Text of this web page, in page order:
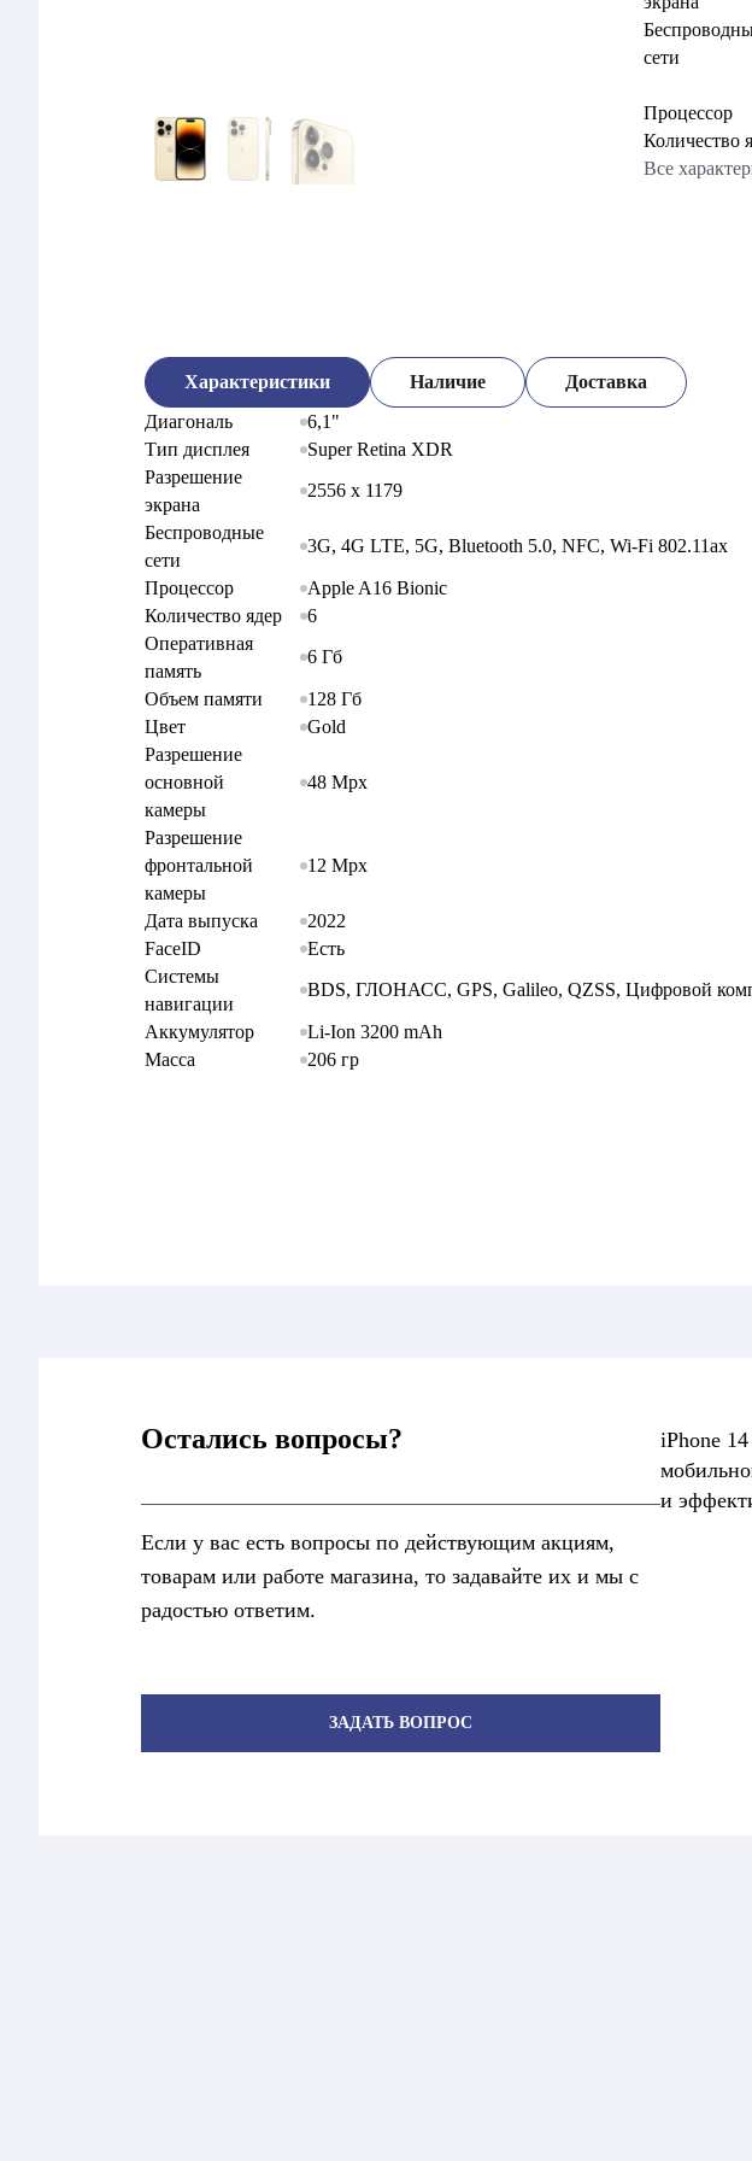
сети
Процессор
Количество
Все
Характеристики Наличие
Доставка
Диагональ
6,1"
Тип дисплея
Super Retina XDR
Разрешение
экрана
2556 x 1179
Беспроводные
сети
3G, 4G LTE, 5G, Bluetooth 5.0, NFC, Wi-Fi 802.11ax
Процессор
Apple A16 Bionic
Количество ядер
6
Оперативная
память
6 Гб
Объем памяти
128 Гб
Цвет
Gold
Разрешение
основной
камеры
48 Mpx
Разрешение
фронтальной
камеры
12 Mpx
Дата выпуска
2022
FaceID
Есть
Системы
навигации
BDS, ГЛОНАСС, GPS, Galileo, QZSS, Цифровой
Аккумулятор
Li-Ion 3200 mAh
Масса
206 гр
Остались вопросы?
Если у вас есть вопросы по действующим акциям,
товарам или работе магазина, то задавайте их и мы с
радостью ответим.
ЗАДАТЬ ВОПРОС
iPhone
и